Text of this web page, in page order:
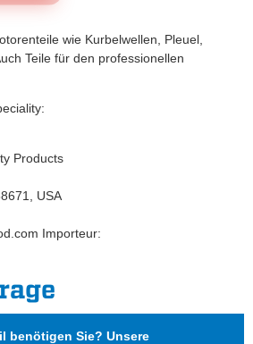
wie Kurbelwellen, Pleuel,
Teile für den professionellen
Products
USA
Importeur:
benötigen Sie? Unsere